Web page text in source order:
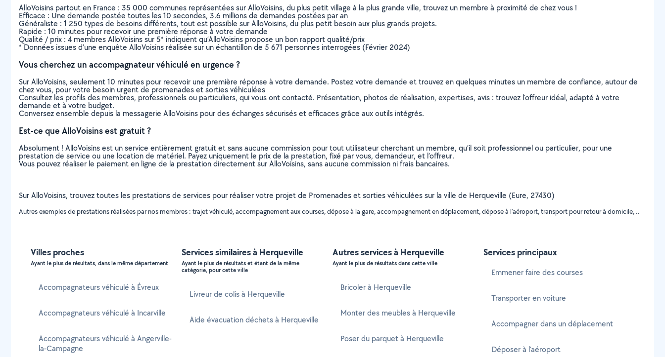
AlloVoisins partout en France : 35 000 communes représentées sur AlloVoisins, du plus petit village à la plus grande ville, trouvez un membre à proximité de chez vous !
Efficace : Une demande postée toutes les 10 secondes, 3.6 millions de demandes postées par an
Généraliste : 1 250 types de besoins différents, tout est possible sur AlloVoisins, du plus petit besoin aux plus grands projets.
Rapide : 10 minutes pour recevoir une première réponse à votre demande
Qualité / prix : 4 membres AlloVoisins sur 5* indiquent qu’AlloVoisins propose un bon rapport qualité/prix
* Données issues d’une enquête AlloVoisins réalisée sur un échantillon de 5 671 personnes interrogées (Février 2024)
Vous cherchez un accompagnateur véhiculé en urgence ?
Sur AlloVoisins, seulement 10 minutes pour recevoir une première réponse à votre demande. Postez votre demande et trouvez en quelques minutes un membre de confiance, autour de
chez vous, pour votre besoin urgent de promenades et sorties véhiculées
Consultez les profils des membres, professionnels ou particuliers, qui vous ont contacté. Présentation, photos de réalisation, expertises, avis : trouvez l'offreur idéal, adapté à votre
demande et à votre budget.
Conversez ensemble depuis la messagerie AlloVoisins pour des échanges sécurisés et efficaces grâce aux outils intégrés.
Est-ce que AlloVoisins est gratuit ?
Absolument ! AlloVoisins est un service entièrement gratuit et sans aucune commission pour tout utilisateur cherchant un membre, qu’il soit professionnel ou particulier, pour une
prestation de service ou une location de matériel. Payez uniquement le prix de la prestation, fixé par vous, demandeur, et l’offreur.
Vous pouvez réaliser le paiement en ligne de la prestation directement sur AlloVoisins, sans aucune commission ni frais bancaires.
Sur AlloVoisins, trouvez toutes les prestations de services pour réaliser votre projet de Promenades et sorties véhiculées sur la ville de Herqueville (Eure, 27430)
Autres exemples de prestations réalisées par nos membres : trajet véhiculé, accompagnement aux courses, dépose à la gare, accompagnement en déplacement, dépose à l'aéroport, transport pour retour à domicile, ..
Villes proches
Ayant le plus de résultats, dans le même département
Accompagnateurs véhiculé à Évreux
Accompagnateurs véhiculé à Incarville
Accompagnateurs véhiculé à Angerville-
la-Campagne
Services similaires à Herqueville
Ayant le plus de résultats et étant de la même
catégorie, pour cette ville
Livreur de colis à Herqueville
Aide évacuation déchets à Herqueville
Autres services à Herqueville
Ayant le plus de résultats dans cette ville
Bricoler à Herqueville
Monter des meubles à Herqueville
Poser du parquet à Herqueville
Services principaux
Emmener faire des courses
Transporter en voiture
Accompagner dans un déplacement
Déposer à l'aéroport